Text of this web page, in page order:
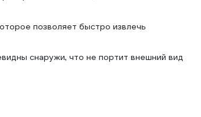
позволяет быстро извлечь
снаружи, что не портит внешний вид